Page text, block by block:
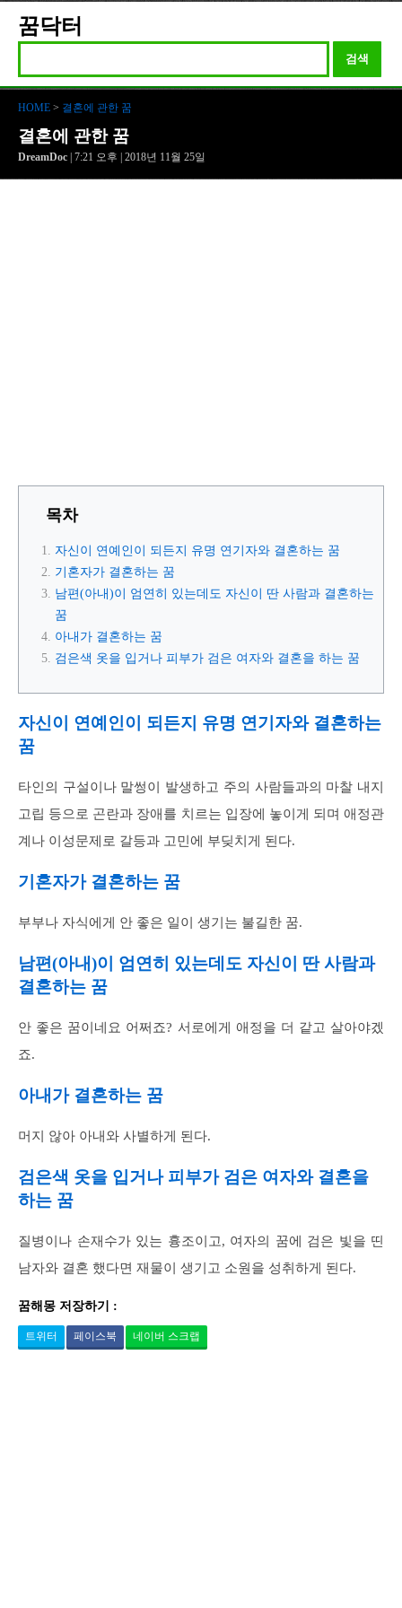
꿈닥터
검색
HOME > 결혼에 관한 꿈
결혼에 관한 꿈
DreamDoc | 7:21 오후 | 2018년 11월 25일
목차
자신이 연예인이 되든지 유명 연기자와 결혼하는 꿈
기혼자가 결혼하는 꿈
남편(아내)이 엄연히 있는데도 자신이 딴 사람과 결혼하는
꿈
아내가 결혼하는 꿈
검은색 옷을 입거나 피부가 검은 여자와 결혼을 하는 꿈
자신이 연예인이 되든지 유명 연기자와 결혼하는
꿈
타인의 구설이나 말썽이 발생하고 주의 사람들과의 마찰 내지
고립 등으로 곤란과 장애를 치르는 입장에 놓이게 되며 애정관
계나 이성문제로 갈등과 고민에 부딪치게 된다.
기혼자가 결혼하는 꿈
부부나 자식에게 안 좋은 일이 생기는 불길한 꿈.
남편(아내)이 엄연히 있는데도 자신이 딴 사람과
결혼하는 꿈
안 좋은 꿈이네요 어쩌죠? 서로에게 애정을 더 같고 살아야겠
죠.
아내가 결혼하는 꿈
머지 않아 아내와 사별하게 된다.
검은색 옷을 입거나 피부가 검은 여자와 결혼을
하는 꿈
질병이나 손재수가 있는 흉조이고, 여자의 꿈에 검은 빛을 띤
남자와 결혼 했다면 재물이 생기고 소원을 성취하게 된다.
꿈해몽 저장하기 :
트위터 페이스북 네이버 스크랩